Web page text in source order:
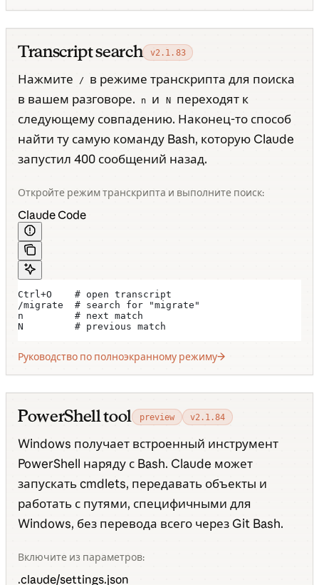
Transcript search v2.1.83
Нажмите /
в режиме транскрипта для поиска
в вашем разговоре.
n и N
переходят к
следующему совпадению. Наконец-то способ
найти ту самую команду Bash, которую Claude
запустил 400 сообщений назад.
Откройте режим транскрипта и выполните поиск:
Claude Code
Ctrl+O    # open transcript
/migrate  # search for "migrate"
n         # next match
N         # previous match
Руководство по полноэкранному режиму
PowerShell tool preview v2.1.84
Windows получает встроенный инструмент
PowerShell наряду с Bash. Claude может
запускать cmdlets, передавать объекты и
работать с путями, специфичными для
Windows, без перевода всего через Git Bash.
Включите из параметров:
.claude/settings.json